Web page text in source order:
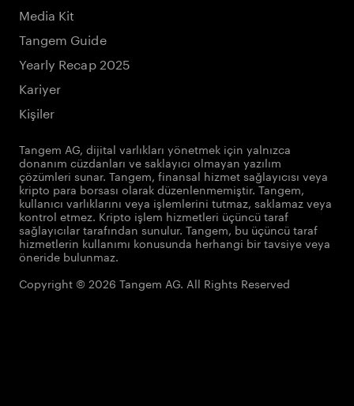
Media Kit
Tangem Guide
Yearly Recap 2025
Kariyer
Kişiler
Tangem AG, dijital varlıkları yönetmek için yalnızca
donanım cüzdanları ve saklayıcı olmayan yazılım
çözümleri sunar. Tangem, finansal hizmet sağlayıcısı veya
kripto para borsası olarak düzenlenmemiştir. Tangem,
kullanıcı varlıklarını veya işlemlerini tutmaz, saklamaz veya
kontrol etmez. Kripto işlem hizmetleri üçüncü taraf
sağlayıcılar tarafından sunulur. Tangem, bu üçüncü taraf
hizmetlerin kullanımı konusunda herhangi bir tavsiye veya
öneride bulunmaz.